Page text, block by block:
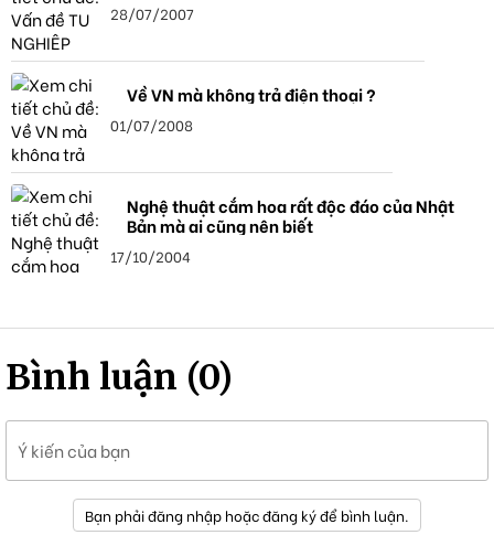
28/07/2007
Về VN mà không trả điện thoại ?
01/07/2008
Nghệ thuật cắm hoa rất độc đáo của Nhật
Bản mà ai cũng nên biết
17/10/2004
Bình luận (0)
Ý kiến của bạn
Bạn phải đăng nhập hoặc đăng ký để bình luận.